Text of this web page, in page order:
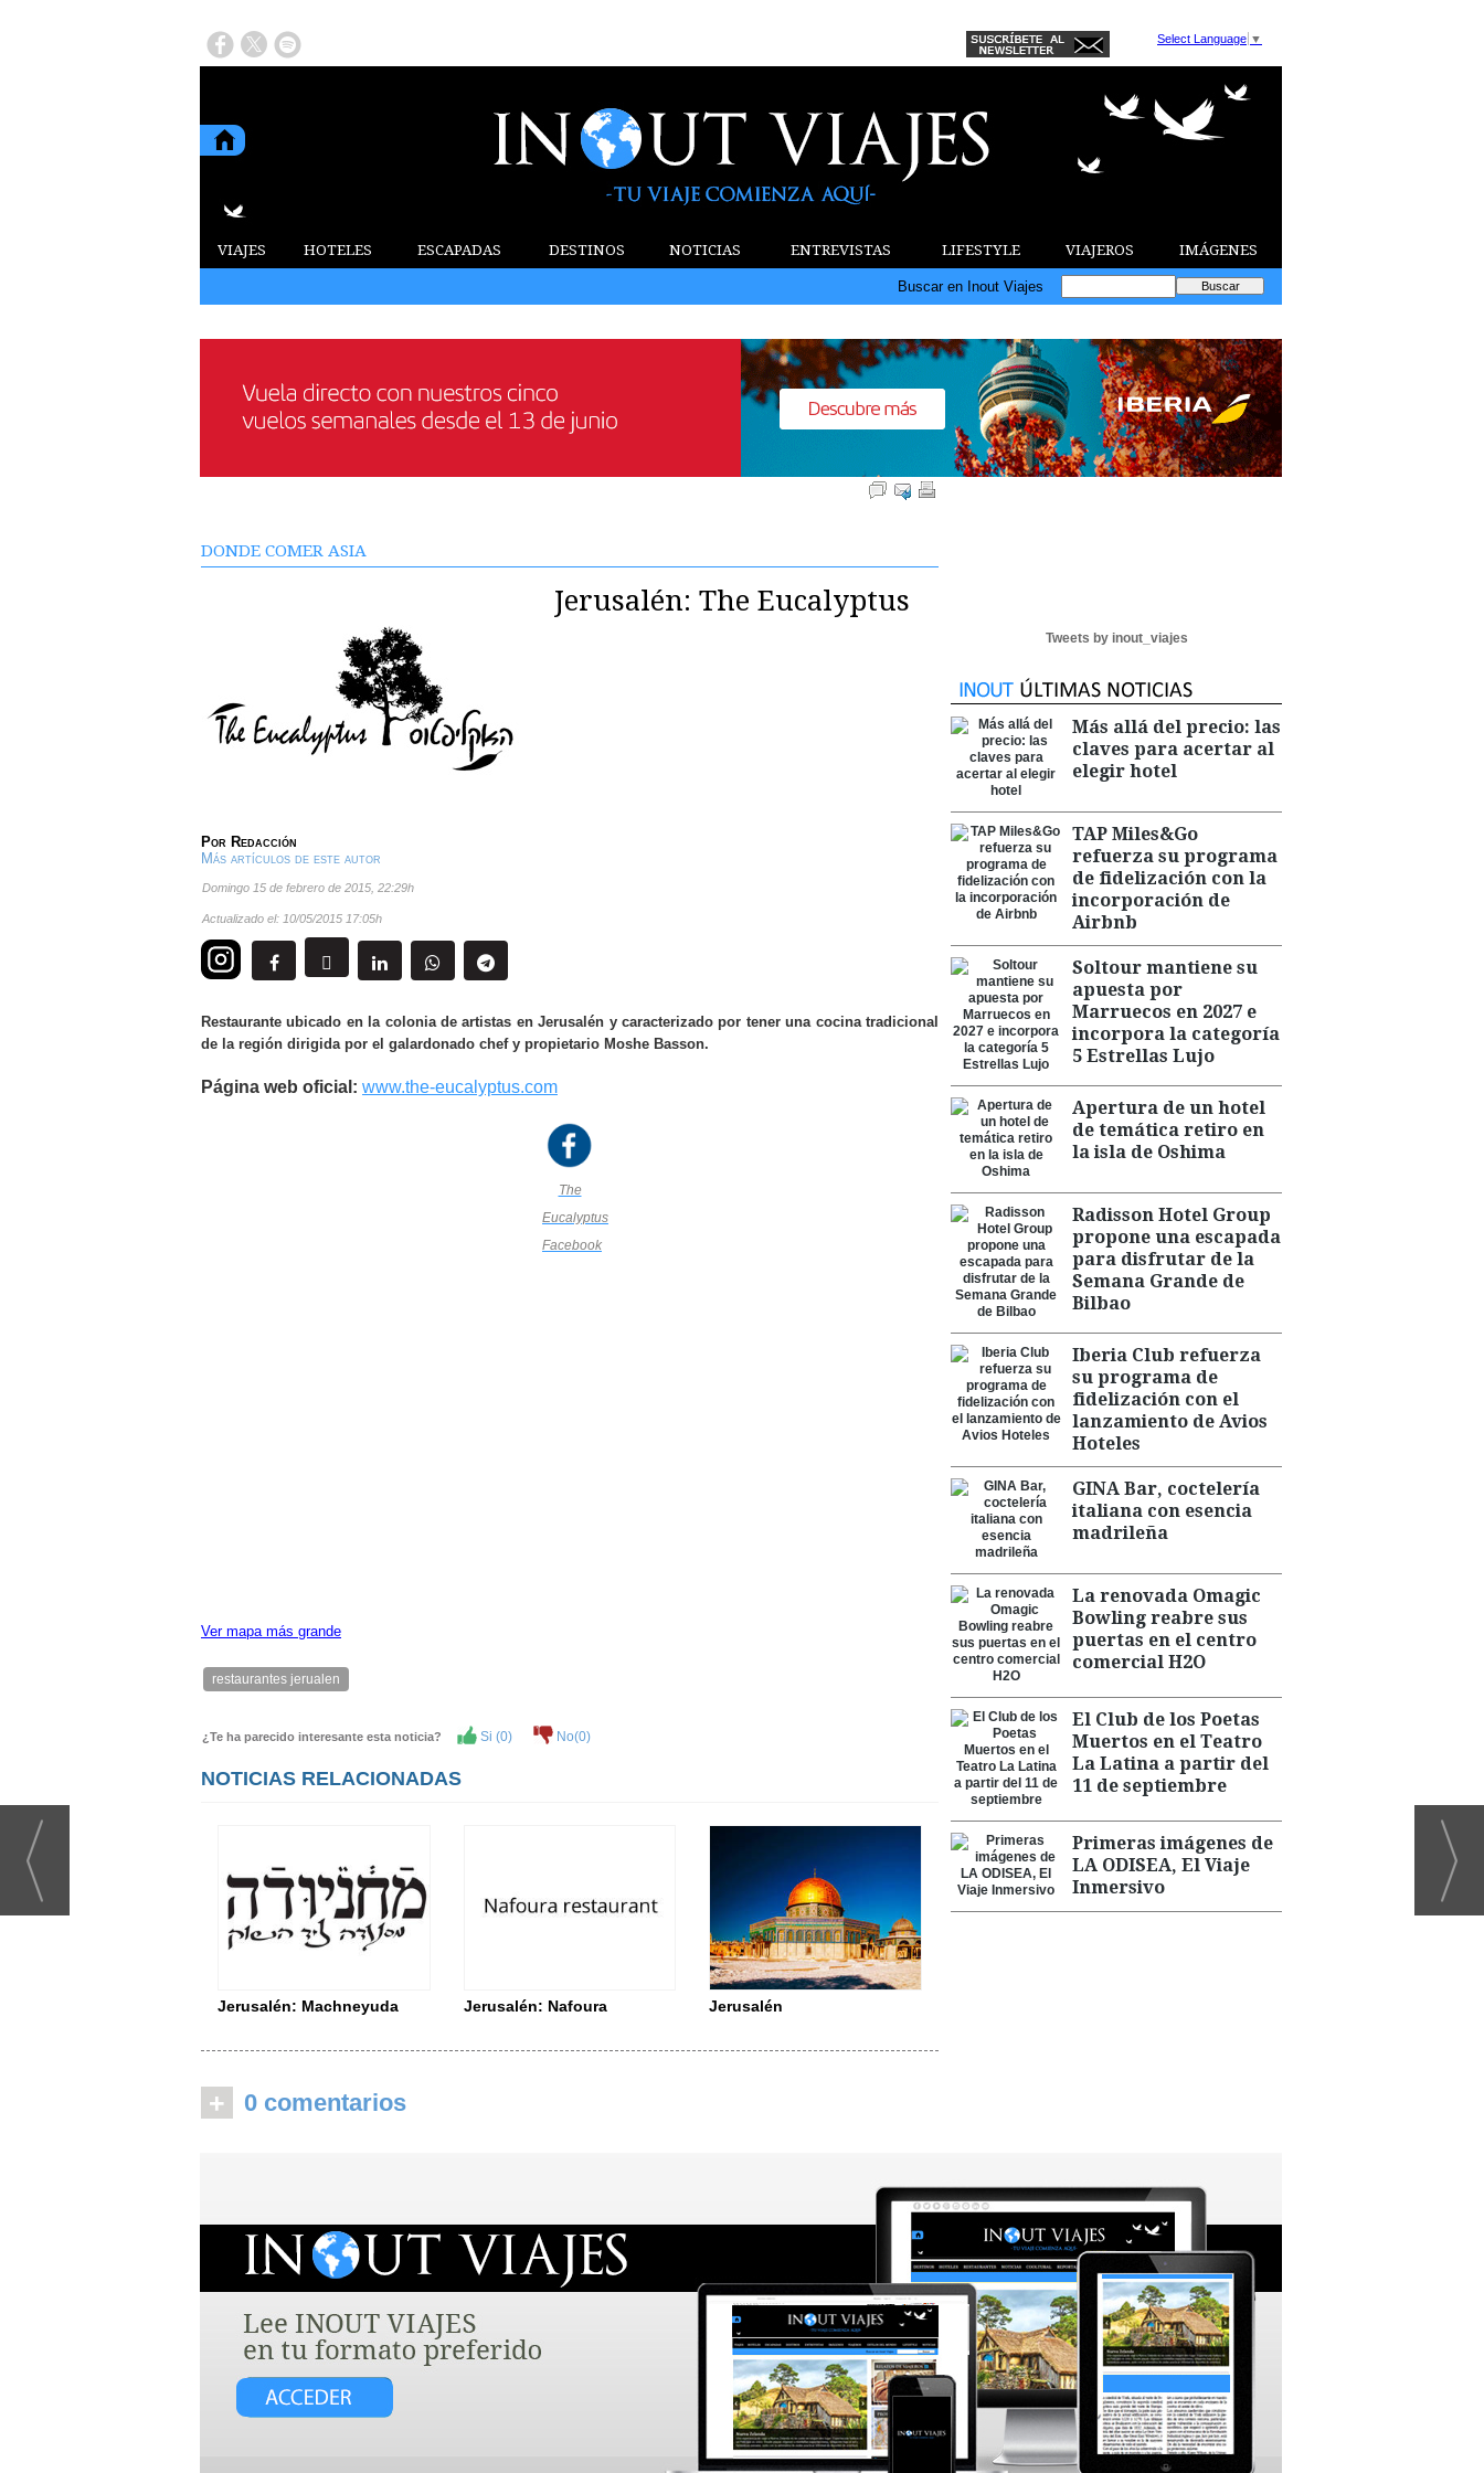
Select Language ▼
VIAJES HOTELES ESCAPADAS DESTINOS NOTICIAS ENTREVISTAS LIFESTYLE VIAJEROS IMÁGENES
Buscar en Inout Viajes
DONDE COMER ASIA
Jerusalén: The Eucalyptus
Por Redacción
Más artículos de este autor
domingo 15 de febrero de 2015 22:29h
Actualizado el: 10/05/2015 17:05h
Restaurante ubicado en la colonia de artistas en Jerusalén y caracterizado por tener una cocina tradicional
de la región dirigida por el galardonado chef y propietario Moshe Basson.
Página web oficial: www.the-eucalyptus.com
The
Eucalyptus
Facebook
Ver mapa más grande
restaurantes jerualen
¿Te ha parecido interesante esta noticia? Si (0) No(0)
NOTICIAS RELACIONADAS
Jerusalén: Machneyuda Jerusalén: Nafoura Jerusalén
+ 0 comentarios
Tweets by inout_viajes
Más allá del precio: las
claves para acertar al
elegir hotel
TAP Miles&Go
refuerza su programa
de fidelización con la
incorporación de
Airbnb
Soltour mantiene su
apuesta por
Marruecos en 2027 e
incorpora la categoría
5 Estrellas Lujo
Apertura de un hotel
de temática retiro en
la isla de Oshima
Radisson Hotel Group
propone una escapada
para disfrutar de la
Semana Grande de
Bilbao
Iberia Club refuerza
su programa de
fidelización con el
lanzamiento de Avios
Hoteles
GINA Bar, coctelería
italiana con esencia
madrileña
La renovada Omagic
Bowling reabre sus
puertas en el centro
comercial H2O
El Club de los Poetas
Muertos en el Teatro
La Latina a partir del
11 de septiembre
Primeras imágenes de
LA ODISEA, El Viaje
Inmersivo